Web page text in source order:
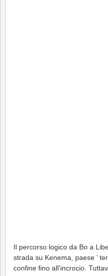
Il percorso logico da Bo a
strada su Kenema, paese ’
confine fino all'incrocio.